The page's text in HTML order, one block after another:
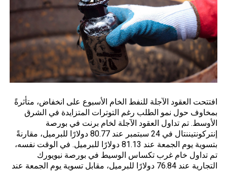
افتتحت العقود الآجلة للنفط الخام الأسبوع على انخفاض، متأثرةً
بمخاوف حول نمو الطلب رغم التوترات المتزايدة في الشرق
الأوسط. تم تداول العقود الآجلة لخام برنت في بورصة
إنتركونتيننتال في 24 سبتمبر عند 80.77 دولارًا للبرميل، مقارنةً
بتسوية يوم الجمعة عند 81.13 دولارًا للبرميل. في الوقت نفسه،
تم تداول خام غرب تكساس الوسيط في بورصة نيويورك
التجارية عند 76.84 دولارًا للبرميل، مقابل تسوية يوم الجمعة عند